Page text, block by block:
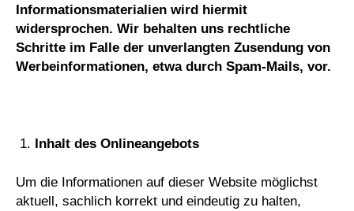
Informationsmaterialien wird hiermit
widersprochen. Wir behalten uns rechtliche
Schritte im Falle der unverlangten Zusendung von
Werbeinformationen, etwa durch Spam-Mails, vor.
Inhalt des Onlineangebots
Um die Informationen auf dieser Website möglichst
aktuell, sachlich korrekt und eindeutig zu halten,